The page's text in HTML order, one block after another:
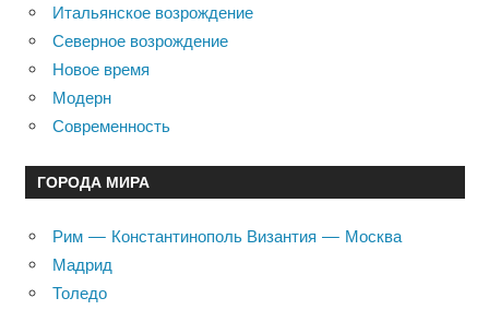
Итальянское возрождение
Северное возрождение
Новое время
Модерн
Современность
ГОРОДА МИРА
Рим — Константинополь Византия — Москва
Мадрид
Толедо